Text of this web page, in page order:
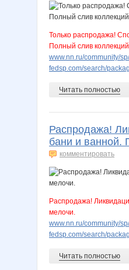
Только распродажа!
Полный слив
www.nn.ru/community/
fedsp.com/search/
Читать полностью
Распродажа!
бани и ванной.
комментировать
Распродажа!
мелочи.
www.nn.ru/community/
fedsp.com/search/
Читать полностью